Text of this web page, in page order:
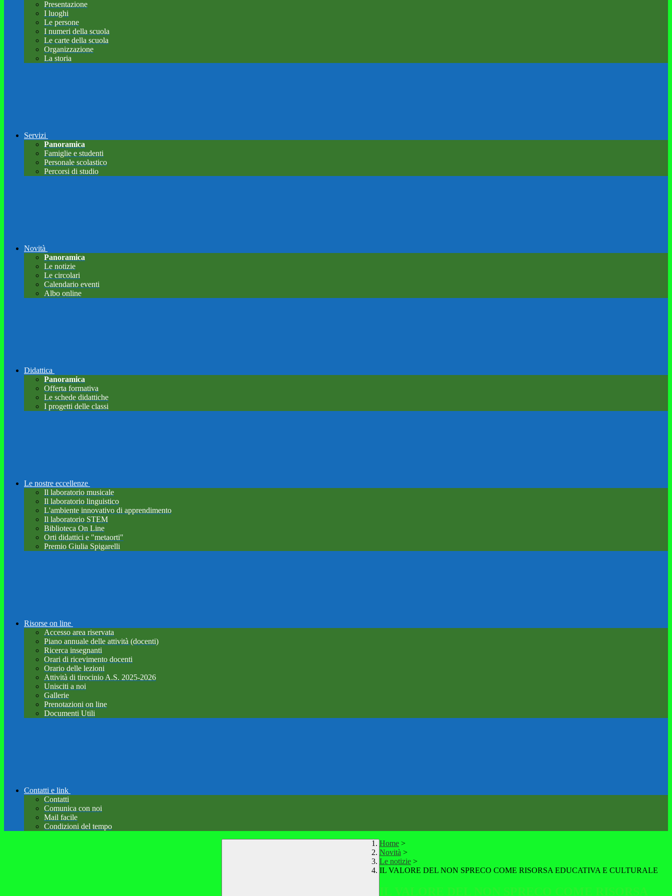
Presentazione
I luoghi
Le persone
I numeri della scuola
Le carte della scuola
Organizzazione
La storia
Servizi
Panoramica
Famiglie e studenti
Personale scolastico
Percorsi di studio
Novità
Panoramica
Le notizie
Le circolari
Calendario eventi
Albo online
Didattica
Panoramica
Offerta formativa
Le schede didattiche
I progetti delle classi
Le nostre eccellenze
Il laboratorio musicale
Il laboratorio linguistico
L'ambiente innovativo di apprendimento
Il laboratorio STEM
Biblioteca On Line
Orti didattici e "metaorti"
Premio Giulia Spigarelli
Risorse on line
Accesso area riservata
Piano annuale delle attività (docenti)
Ricerca insegnanti
Orari di ricevimento docenti
Orario delle lezioni
Attività di tirocinio A.S. 2025-2026
Unisciti a noi
Gallerie
Prenotazioni on line
Documenti Utili
Contatti e link
Contatti
Comunica con noi
Mail facile
Condizioni del tempo
Home >
Novità >
Le notizie >
IL VALORE DEL NON SPRECO COME RISORSA EDUCATIVA E CULTURALE
IL VALORE DEL NON SPRECO COME RISORSA